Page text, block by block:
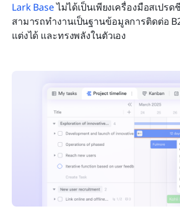
Lark Base ไม่ได้เป็นเพียงเครื่องมือสเปร
สามารถทำงานเป็นฐานข้อมูลการติดต่อ
แต่งได้ และทรงพลังในตัวเอง